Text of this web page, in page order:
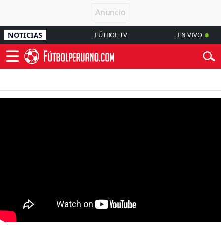
NOTICIAS FÚTBOL TV EN VIVO